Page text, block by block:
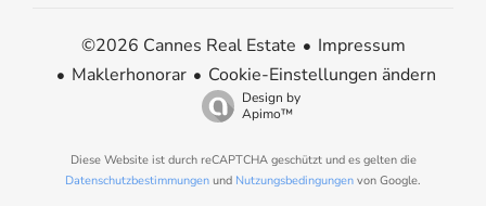
©2026 Cannes Real Estate
Impressum
Maklerhonorar
Cookie-Einstellungen ändern
Design by
Apimo™
Diese Website ist durch reCAPTCHA geschützt und es gelten die
Datenschutzbestimmungen und Nutzungsbedingungen von Google.